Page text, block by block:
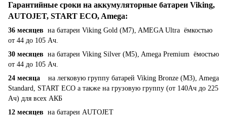
Гарантийные сроки на аккумуляторные батареи Viking,
AUTOJET, START ECO, Amega:
36 месяцев на батареи Viking Gold (M7), AMEGA Ultra ёмкостью
от 44 до 105 Ач.
30 месяцев на батареи Viking Silver (M5), Amega Premium ёмостью
от 44 до 105 Ач.
24 месяца на легковую группу батарей Viking Bronze (M3), Amega
Standard, START ECO а также на грузовую группу (от 140Ач до 225
Ач) для всех АКБ
12 месяцев на батареи AUTOJET